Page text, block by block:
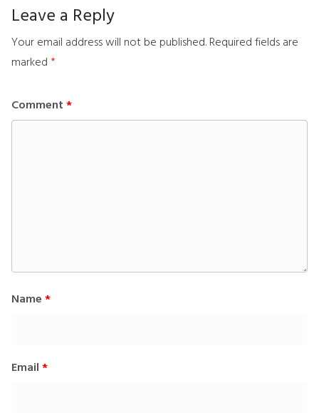
Leave a Reply
Your email address will not be published. Required fields are
marked *
Comment *
Name *
Email *